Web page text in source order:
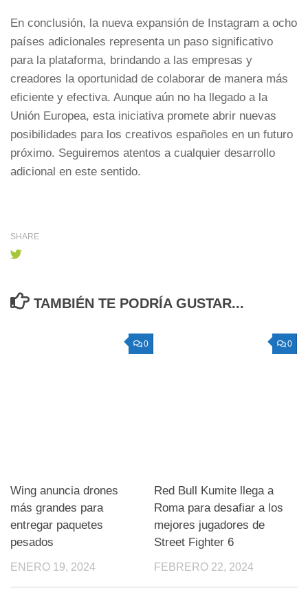
En conclusión, la nueva expansión de Instagram a ocho
países adicionales representa un paso significativo
para la plataforma, brindando a las empresas y
creadores la oportunidad de colaborar de manera más
eficiente y efectiva. Aunque aún no ha llegado a la
Unión Europea, esta iniciativa promete abrir nuevas
posibilidades para los creativos españoles en un futuro
próximo. Seguiremos atentos a cualquier desarrollo
adicional en este sentido.
SHARE
TAMBIÉN TE PODRÍA GUSTAR...
0
Wing anuncia drones
más grandes para
entregar paquetes
pesados
ENERO 19, 2024
0
Red Bull Kumite llega a
Roma para desafiar a los
mejores jugadores de
Street Fighter 6
FEBRERO 22, 2024